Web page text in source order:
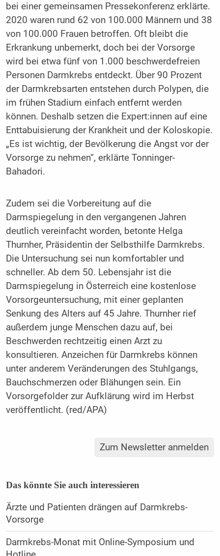
bei einer gemeinsamen Pressekonferenz erklärte.
2020 waren rund 62 von 100.000 Männern und 38
von 100.000 Frauen betroffen. Oft bleibt die
Erkrankung unbemerkt, doch bei der Vorsorge
wird bei etwa fünf von 1.000 beschwerdefreien
Personen Darmkrebs entdeckt. Über 90 Prozent
der Darmkrebsarten entstehen durch Polypen, die
im frühen Stadium einfach entfernt werden
können. Deshalb setzen die Expert:innen auf eine
Enttabuisierung der Krankheit und der Koloskopie.
„Es ist wichtig, der Bevölkerung die Angst vor der
Vorsorge zu nehmen“, erklärte Tonninger-
Bahadori.
Zudem sei die Vorbereitung auf die
Darmspiegelung in den vergangenen Jahren
deutlich vereinfacht worden, betonte Helga
Thurnher, Präsidentin der Selbsthilfe Darmkrebs.
Die Untersuchung sei nun komfortabler und
schneller. Ab dem 50. Lebensjahr ist die
Darmspiegelung in Österreich eine kostenlose
Vorsorgeuntersuchung, mit einer geplanten
Senkung des Alters auf 45 Jahre. Thurnher rief
außerdem junge Menschen dazu auf, bei
Beschwerden rechtzeitig einen Arzt zu
konsultieren. Anzeichen für Darmkrebs können
unter anderem Veränderungen des Stuhlgangs,
Bauchschmerzen oder Blähungen sein. Ein
Vorsorgefolder zur Aufklärung wird im Herbst
veröffentlicht. (red/APA)
Zum Newsletter anmelden
Das könnte Sie auch interessieren
Ärzte und Patienten drängen auf Darmkrebs-
Vorsorge
Darmkrebs-Monat mit Online-Symposium und